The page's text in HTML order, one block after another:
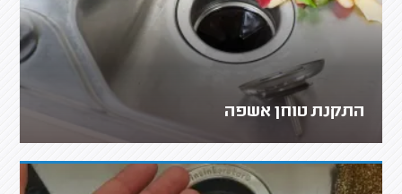
התקנת טוחן אשפה